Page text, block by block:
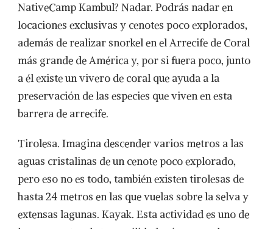
NativeCamp Kambul? Nadar. Podrás nadar en
locaciones exclusivas y cenotes poco explorados,
además de realizar snorkel en el Arrecife de Coral
más grande de América y, por si fuera poco, junto
a él existe un vivero de coral que ayuda a la
preservación de las especies que viven en esta
barrera de arrecife.
Tirolesa. Imagina descender varios metros a las
aguas cristalinas de un cenote poco explorado,
pero eso no es todo, también existen tirolesas de
hasta 24 metros en las que vuelas sobre la selva y
extensas lagunas. Kayak. Esta actividad es uno de